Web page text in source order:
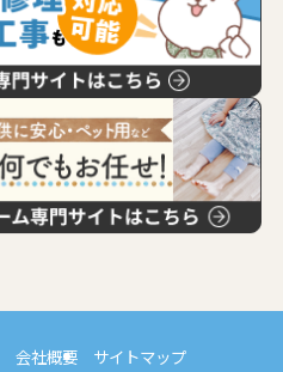
会社概要 サイトマップ